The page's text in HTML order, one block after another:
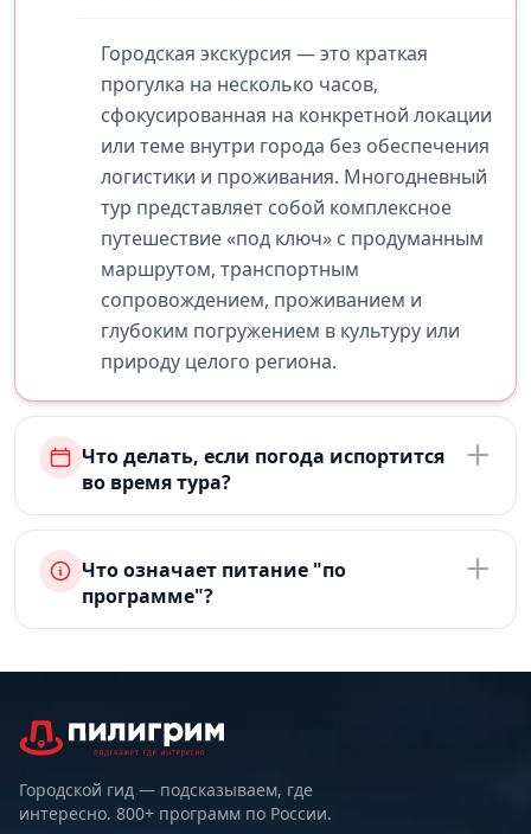
Городская экскурсия — это краткая
прогулка на несколько часов,
сфокусированная на конкретной локации
или теме внутри города без обеспечения
логистики и проживания. Многодневный
тур представляет собой комплексное
путешествие «под ключ» с продуманным
маршрутом, транспортным
сопровождением, проживанием и
глубоким погружением в культуру или
природу целого региона.
Что делать, если погода испортится
во время тура?
Что означает питание "по
программе"?
Городской гид — подсказываем, где
интересно. 800+ программ по России.